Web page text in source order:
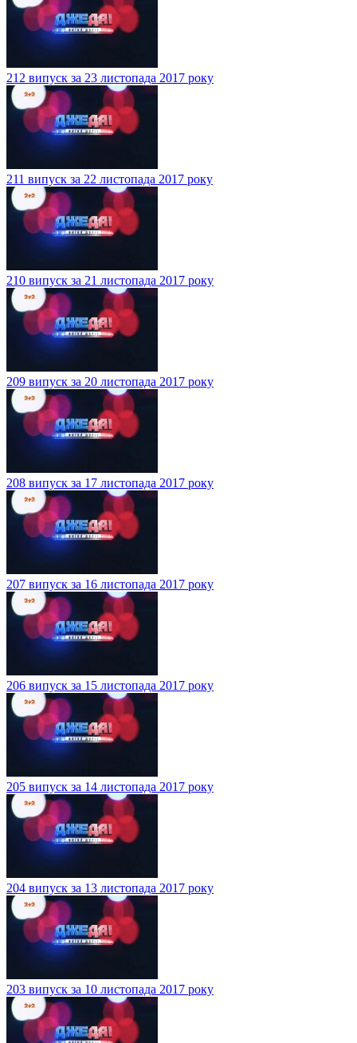
212 випуск за 23 листопада 2017 року
211 випуск за 22 листопада 2017 року
210 випуск за 21 листопада 2017 року
209 випуск за 20 листопада 2017 року
208 випуск за 17 листопада 2017 року
207 випуск за 16 листопада 2017 року
206 випуск за 15 листопада 2017 року
205 випуск за 14 листопада 2017 року
204 випуск за 13 листопада 2017 року
203 випуск за 10 листопада 2017 року